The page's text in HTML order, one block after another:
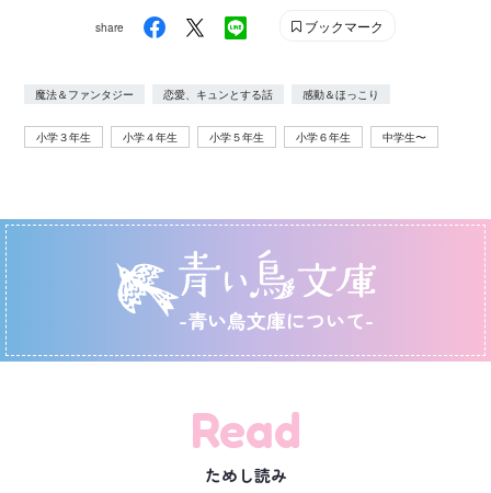
share ブックマーク
魔法＆ファンタジー 恋愛、キュンとする話 感動＆ほっこり
小学３年生 小学４年生 小学５年生 小学６年生 中学生〜
-青い鳥文庫について-
Read
ためし読み